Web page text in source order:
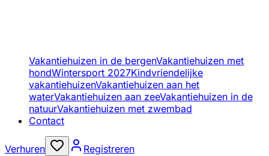
Vakantiehuizen in de bergenVakantiehuizen met
hondWintersport 2027Kindvriendelijke
vakantiehuizenVakantiehuizen aan het
waterVakantiehuizen aan zeeVakantiehuizen in de
natuurVakantiehuizen met zwembad
Contact
Verhuren Registreren